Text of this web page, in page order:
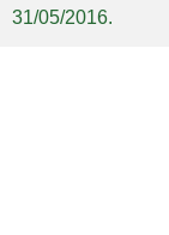
31/05/2016.